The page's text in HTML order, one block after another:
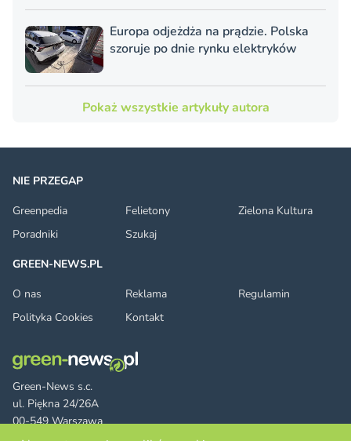
Europa odjeżdża na prądzie. Polska
szoruje po dnie rynku elektryków
Pokaż wszystkie artykuły autora
Green-News s.c.
ul. Piękna 24/26A
00-549 Warszawa
NIE PRZEGAP
Greenpedia
Felietony
Zielona Kultura
Poradniki
Szukaj
GREEN-NEWS.PL
O nas
Reklama
Regulamin
Polityka Cookies
Kontakt